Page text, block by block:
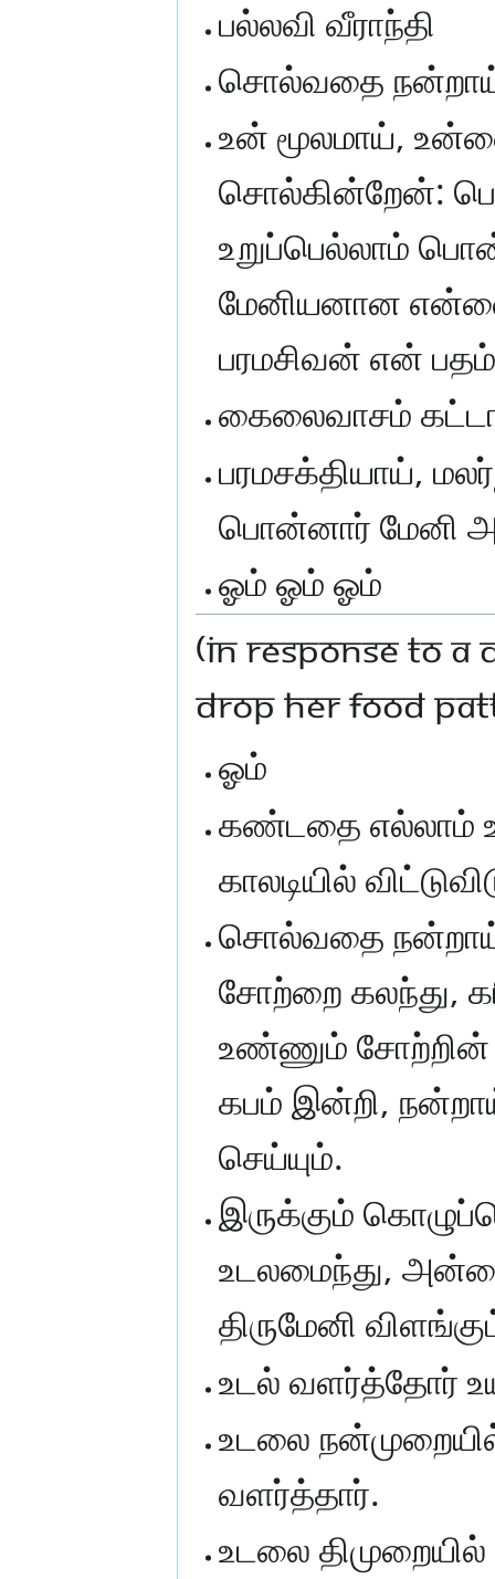
பல்லவி வீராந்தி
சொல்வதை
உன் மூலமாய்,
சொல்கின்றேன்:
உறுப்பெல்லாம்
மேனியனான
பரமசிவன் என்
கைலைவாசம்
பரமசக்தியாய்,
பொன்னார் மேனி
ஓம் ஓம் ஓம்
(IN RESPONSE TO A
DROP HER FOOD
ஓம்
கண்டதை எல்லாம்
காலடியில்
சொல்வதை நன்றாய்
சோற்றை கலந்து,
உண்ணும் சோற்றின்
கபம் இன்றி,
செய்யும்.
இருக்கும்
உடலமைந்து,
திருமேனி
உடல் வளர்த்தோர்
உடலை
வளர்த்தார்.
உடலை